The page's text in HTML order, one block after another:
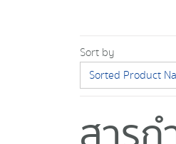
Sort by
Sorted Product